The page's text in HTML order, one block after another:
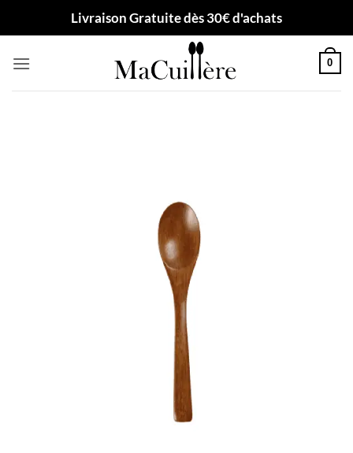
Livraison Gratuite dès 30€ d'achats
0